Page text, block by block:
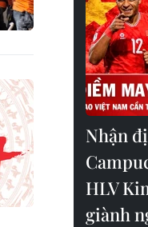
Nhận
HLV
giành